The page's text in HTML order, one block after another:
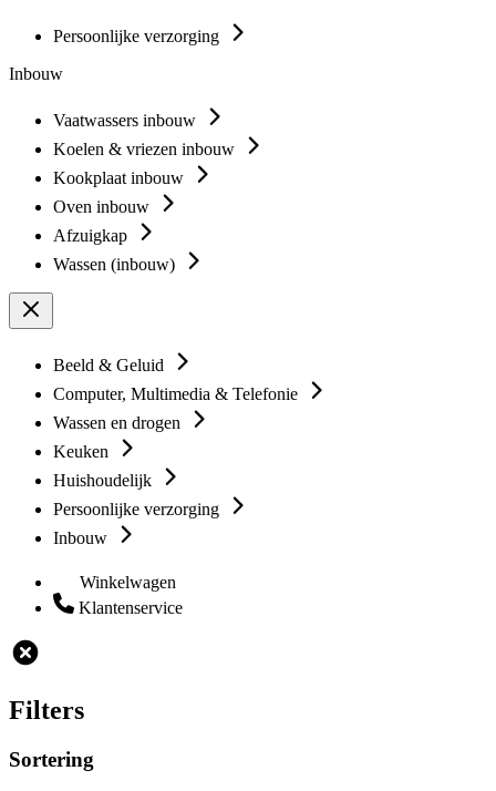
Persoonlijke verzorging
Inbouw
Vaatwassers inbouw
Koelen & vriezen inbouw
Kookplaat inbouw
Oven inbouw
Afzuigkap
Wassen (inbouw)
Beeld & Geluid
Computer, Multimedia & Telefonie
Wassen en drogen
Keuken
Huishoudelijk
Persoonlijke verzorging
Inbouw
Winkelwagen
Klantenservice
Filters
Sortering